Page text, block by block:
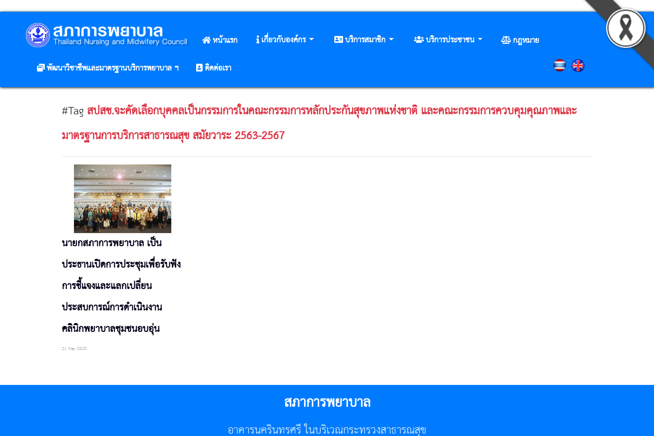
หน้าแรก เกี่ยวกับองค์กร บริการสมาชิก บริการประชาชน
กฎหมาย
พัฒนาวิชาชีพและมาตรฐานบริการพยาบาล ฯ
ติดต่อเรา
#Tagสปสช.จะคัดเลือกบุคคลเป็นกรรมการในคณะกรรมการหลักประกันสุขภาพแห่งชาติ และคณะกรรมการควบคุมคุณภาพและ
มาตรฐานการบริการสาธารณสุข สมัยวาระ 2563-2567
นายกสภาการพยาบาล เป็น
ประธานเปิดการประชุมเพื่อรับฟัง
การชี้แจงและแลกเปลี่ยน
ประสบการณ์การดำเนินงาน
คลินิกพยาบาลชุมชนอบอุ่น
21 May 2020
สภาการพยาบาล
อาคารนครินทรศรี ในบริเวณกระทรวงสาธารณสุข